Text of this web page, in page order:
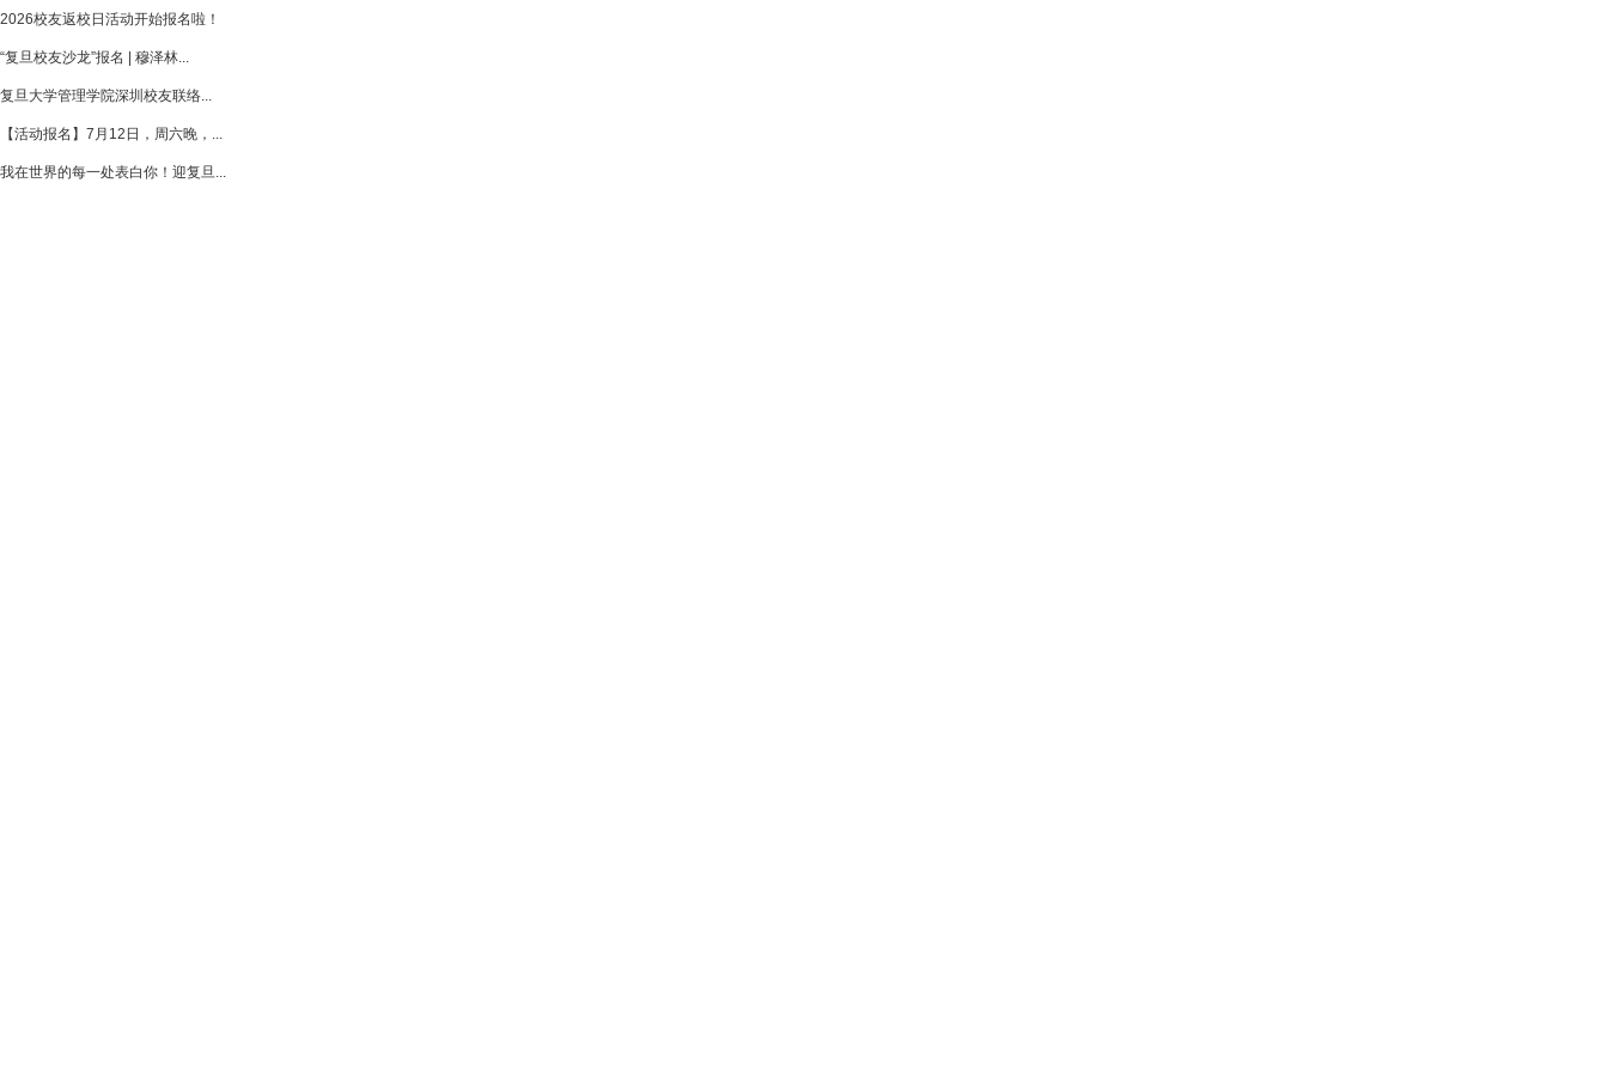
2026校友返校日活动开始报名啦！
“复旦校友沙龙”报名 | 穆泽林...
复旦大学管理学院深圳校友联络...
【活动报名】7月12日，周六晚，...
我在世界的每一处表白你！迎复旦...